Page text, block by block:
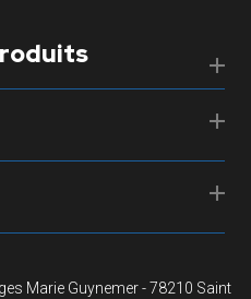
Marie Guynemer - 78210 Saint